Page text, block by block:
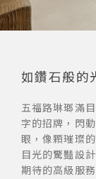
如鑽石般的
五福路琳瑯滿
字的招牌，閃
眼，像顆璀璨
目光的驚豔設
期待的高級服務